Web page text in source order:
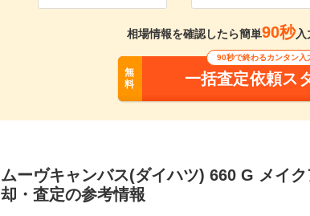
相場情報を確認したら簡単90秒入
無
料
90秒で終わるカンタン入
一括査定依頼ス
ムーヴキャンバス(ダイハツ) 660 G メイ
却・査定の参考情報